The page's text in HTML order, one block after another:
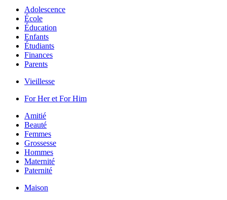
Adolescence
École
Éducation
Enfants
Étudiants
Finances
Parents
Vieillesse
For Her et For Him
Amitié
Beauté
Femmes
Grossesse
Hommes
Maternité
Paternité
Maison